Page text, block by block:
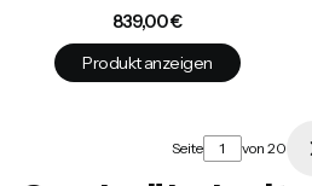
Preis
839,00 €
Produkt anzeigen
Seite von 20